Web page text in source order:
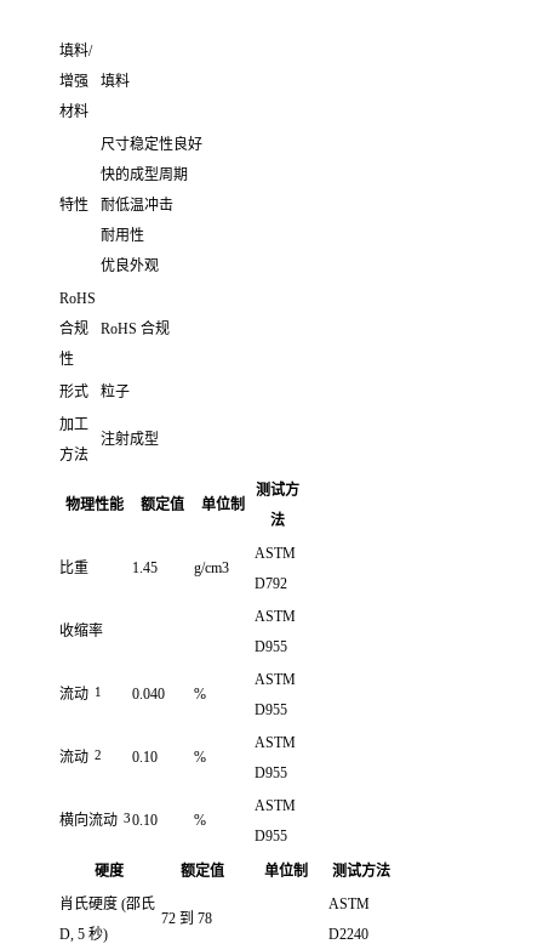
填料/
增强
材料
填料
特性
尺寸稳定性良好
快的成型周期
耐低温冲击
耐用性
优良外观
RoHS
合规
性
RoHS 合规
形式
粒子
加工
方法
注射成型
物理性能 额定值 单位制
测试方
法
比重 1.45 g/cm3
ASTM
D792
收缩率
ASTM
D955
流动 1 0.040 %
ASTM
D955
流动 2 0.10 %
ASTM
D955
横向流动 30.10 %
ASTM
D955
硬度 额定值 单位制
测试方法
肖氏硬度 (邵氏
D, 5 秒)
72 到 78
ASTM
D2240